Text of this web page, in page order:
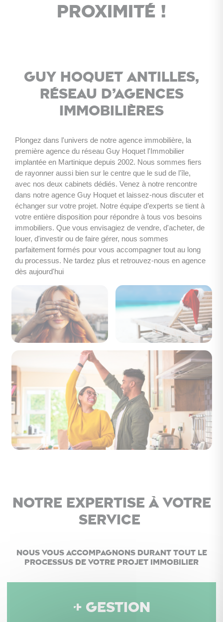
proximité !
Guy Hoquet Antilles,
réseau d’agences
immobilières
Plongez dans l'univers de notre agence immobilière, la
première agence du réseau Guy Hoquet l'Immobilier
implantée en Martinique depuis 2002. Nous sommes fiers
de rayonner aussi bien sur le centre que le sud de l'île,
avec nos deux cabinets dédiés. Venez à notre rencontre
dans notre agence Guy Hoquet et laissez-nous discuter et
échanger sur votre projet. Notre équipe d’experts se tient à
votre entière disposition pour répondre à tous vos besoins
immobiliers. Que vous envisagiez de vendre, d'acheter, de
louer, d'investir ou de faire gérer, nous sommes
parfaitement formés pour vous accompagner tout au long
du processus. Ne tardez plus et retrouvez-nous en agence
dès aujourd'hui
Notre expertise à votre
service
Nous vous accompagnons durant tout le
processus de votre projet immobilier
+ GESTION